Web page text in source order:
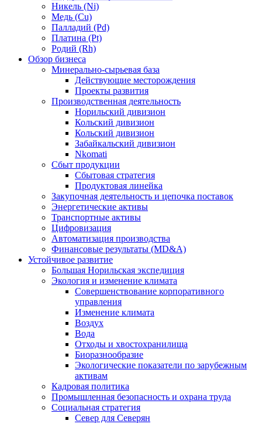
Никель (Ni)
Медь (Cu)
Палладий (Pd)
Платина (Pt)
Родий (Rh)
Обзор бизнеса
Минерально-сырьевая база
Действующие месторождения
Проекты развития
Производственная деятельность
Норильский дивизион
Кольский дивизион
Кольский дивизион
Забайкальский дивизион
Nkomati
Сбыт продукции
Сбытовая стратегия
Продуктовая линейка
Закупочная деятельность и цепочка поставок
Энергетические активы
Транспортные активы
Цифровизация
Автоматизация производства
Финансовые результаты (MD&A)
Устойчивое развитие
Большая Норильская экспедиция
Экология и изменение климата
Совершенствование корпоративного
управления
Изменение климата
Воздух
Вода
Отходы и хвостохранилища
Биоразнообразие
Экологические показатели по зарубежным
активам
Кадровая политика
Промышленная безопасность и охрана труда
Социальная стратегия
Север для Северян